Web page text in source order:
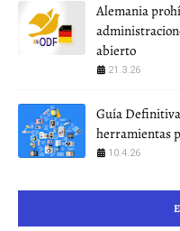
Alemania
abierto
21.3.26
Guía
herramientas
10.4.26